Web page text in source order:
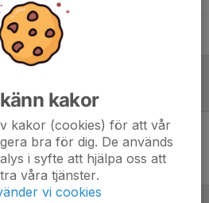
referat skrivet
kakor
kakor (cookies) för att vår
bra för dig. De används
i syfte att hjälpa oss att
våra tjänster.
vi cookies